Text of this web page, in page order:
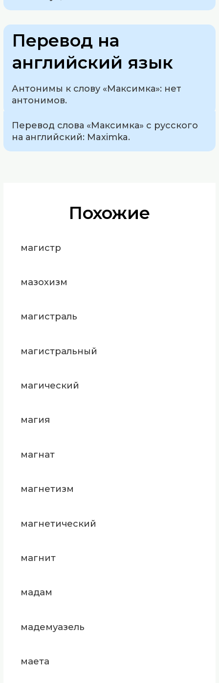
Перевод на
английский язык
Антонимы к слову «Максимка»: нет
антонимов.
Перевод слова «Максимка» с русского
на английский: Maximka.
Похожие
магистр
мазохизм
магистраль
магистральный
магический
магия
магнат
магнетизм
магнетический
магнит
мадам
мадемуазель
маета